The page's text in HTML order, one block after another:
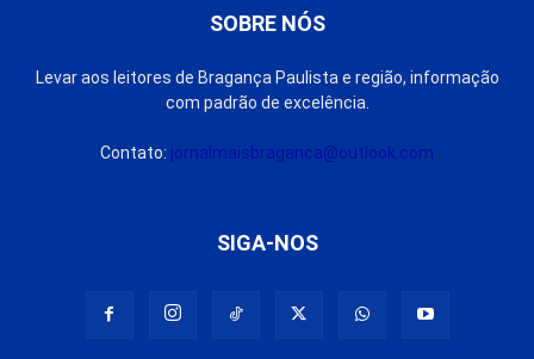
SOBRE NÓS
Levar aos leitores de Bragança Paulista e região, informação
com padrão de excelência.
Contato: jornalmaisbraganca@outlook.com
SIGA-NOS